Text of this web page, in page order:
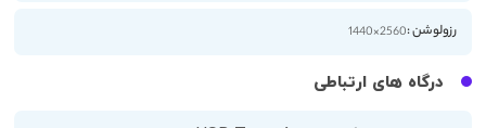
رزولوشن :2560×1440
درگاه های ارتباطی